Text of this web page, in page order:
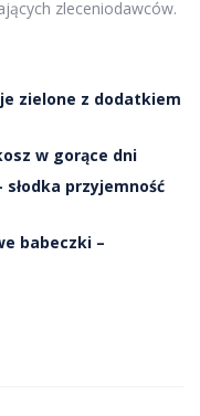
zleceniodawców.
zielone z dodatkiem
w gorące dni
przyjemność
babeczki –